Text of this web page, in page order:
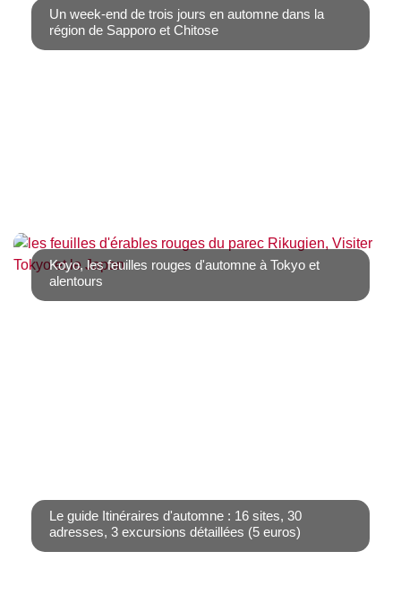
Un week-end de trois jours en automne dans la
région de Sapporo et Chitose
vous comblera. A seulement une demi [...]
Koyo, les feuilles rouges d'automne à Tokyo et
alentours
Le guide Itinéraires d'automne : 16 sites, 30
adresses, 3 excursions détaillées (5 euros)